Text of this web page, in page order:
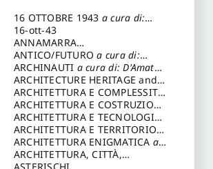
16 OTTOBRE 1943 a cura di:
Pezzetti Marcello
16-ott-43
ANNAMARRA
CONTEMPORANEA
ANTICO/FUTUROa cura di:
Varagnoli Claudio
ARCHINAUTI a cura di: D'Amato
Claudio
ARCHITECTURE HERITAGE and
DESIGN
ARCHITETTURA E COMPLESSITÀ
a cura di: Piva Antonio
ARCHITETTURA E COSTRUZIONE
a cura di: Poretti Sergio
ARCHITETTURA E TECNOLOGIA
a cura di: Carrara Gianfranco
ARCHITETTURA E TERRITORIOa
cura di: Pietrogrande Enrico
ARCHITETTURA ENIGMATICA a
cura di: Lenci Ruggero
ARCHITETTURA, CITTÀ,